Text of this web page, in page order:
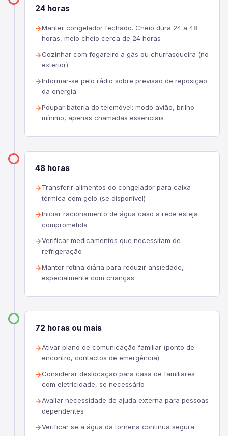
24 horas
Manter congelador fechado. Cheio dura 24 a 48
horas, meio cheio cerca de 24 horas
Cozinhar com fogareiro a gás ou churrasqueira (no
exterior)
Informar-se pelo rádio sobre previsão de reposição
da energia
Poupar bateria do telemóvel: modo avião, brilho
mínimo, apenas chamadas essenciais
48 horas
Transferir alimentos do congelador para caixa
térmica com gelo (se disponível)
Iniciar racionamento de água caso a rede esteja
comprometida
Verificar medicamentos que necessitam de
refrigeração
Manter rotina diária para reduzir ansiedade,
especialmente com crianças
72 horas ou mais
Ativar plano de comunicação familiar (ponto de
encontro, contactos de emergência)
Considerar deslocação para casa de familiares
com eletricidade, se necessário
Avaliar necessidade de ajuda externa para pessoas
dependentes
Verificar se a água da torneira continua segura